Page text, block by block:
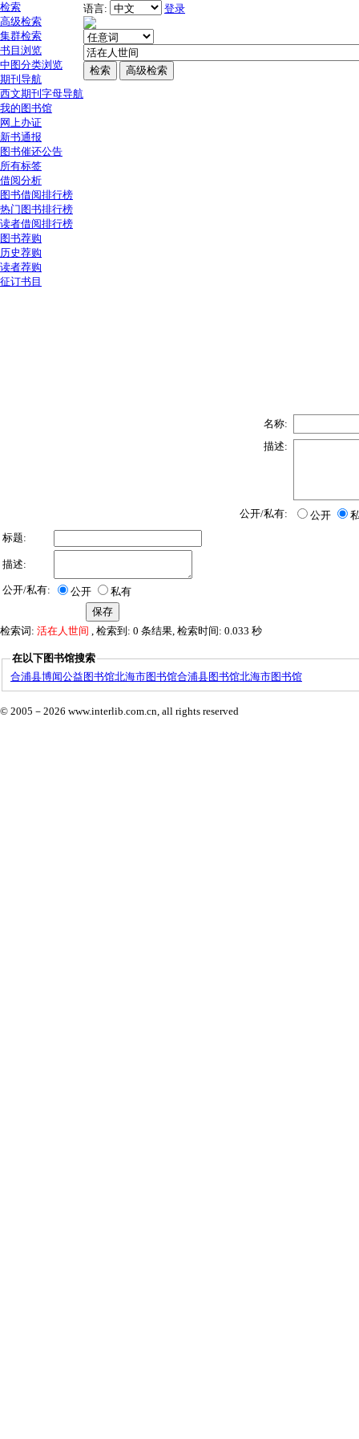
检索
高级检索
集群检索
书目浏览
中图分类浏览
期刊导航
西文期刊字母导航
我的图书馆
网上办证
新书通报
图书催还公告
所有标签
借阅分析
图书借阅排行榜
热门图书排行榜
读者借阅排行榜
图书荐购
历史荐购
读者荐购
征订书目
语言: 登录
名称:
描述:
公开/私有: 公开
标题:
描述:
公开/私有: 公开 私有
检索词: 活在人世间 , 检索到: 0 条结果, 检索时间: 0.033 秒
在以下图书馆搜索
合浦县博闻公益图书馆北海市图书馆合浦县图书馆北海市图书馆
© 2005－ 2026 www.interlib.com.cn, all rights reserved